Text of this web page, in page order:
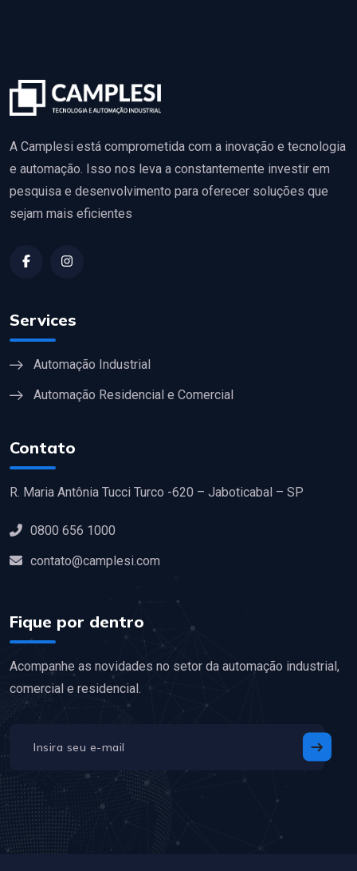
A Camplesi está comprometida com a inovação e tecnologia
e automação. Isso nos leva a constantemente investir em
pesquisa e desenvolvimento para oferecer soluções que
sejam mais eficientes
Services
Automação Industrial
Automação Residencial e Comercial
Contato
R. Maria Antônia Tucci Turco -620 – Jaboticabal – SP
0800 656 1000
contato@camplesi.com
Fique por dentro
Acompanhe as novidades no setor da automação industrial,
comercial e residencial.